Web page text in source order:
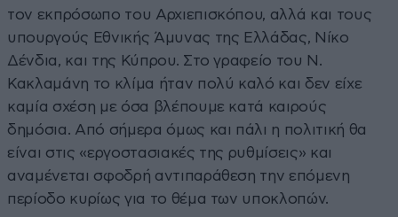
τον εκπρόσωπο του Αρχιεπισκόπου, αλλά και τους
υπουργούς Εθνικής Άμυνας της Ελλάδας, Νίκο
Δένδια, και της Κύπρου. Στο γραφείο του Ν.
Κακλαμάνη το κλίμα ήταν πολύ καλό και δεν είχε
καμία σχέση με όσα βλέπουμε κατά καιρούς
δημόσια. Από σήμερα όμως και πάλι η πολιτική θα
είναι στις «εργοστασιακές της ρυθμίσεις» και
αναμένεται σφοδρή αντιπαράθεση την επόμενη
περίοδο κυρίως για το θέμα των υποκλοπών.